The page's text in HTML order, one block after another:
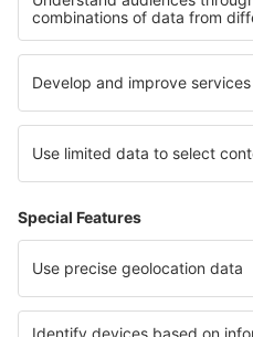
Hoteluri in Insula Prințului Edward
Hoteluri în Parcul Național Banff
Hoteluri in Sao Vicente